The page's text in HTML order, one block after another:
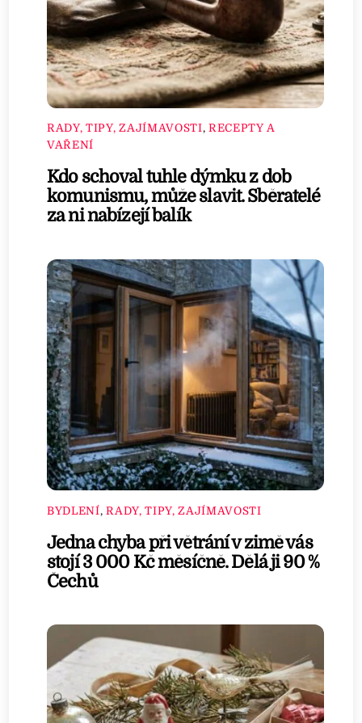
RADY, TIPY, ZAJÍMAVOSTI, RECEPTY A
VAŘENÍ
Kdo schoval tuhle dýmku z dob
komunismu, může slavit. Sběratelé
za ni nabízejí balík
BYDLENÍ,RADY, TIPY, ZAJÍMAVOSTI
Jedna chyba při větrání v zimě vás
stojí 3 000 Kč měsíčně. Dělá ji 90 %
Čechů